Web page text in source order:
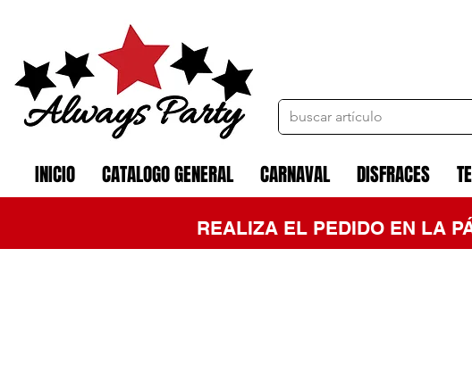
INICIO CATALOGO GENERAL CARNAVAL DISFRACES
REALIZA EL PEDIDO EN LA